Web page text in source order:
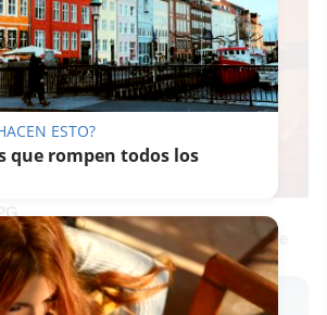
de la vieja escuela ¡Cómo los de
ESTO?
que rompen todos los